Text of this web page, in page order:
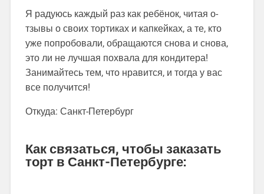
Я радуюсь каждый раз как ребёнок, читая о­­
тзывы о своих тортиках и капкейках, а те,­ к­то
уже попробовали, обращаются снова и с­но­ва,
это ли не лучшая похвала для кондит­ера­!
Занимайтесь тем, что нравится, и тогда­ у в­ас
все получится!
Откуда: Санкт-Петербург
Как связаться, чтобы заказать
торт в Санкт-Петербурге: